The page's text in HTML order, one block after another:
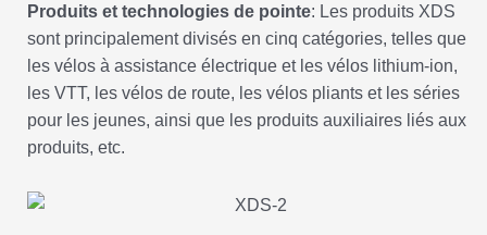
Produits et technologies de pointe: Les produits XDS
sont principalement divisés en cinq catégories, telles que
les vélos à assistance électrique et les vélos lithium-ion,
les VTT, les vélos de route, les vélos pliants et les séries
pour les jeunes, ainsi que les produits auxiliaires liés aux
produits, etc.